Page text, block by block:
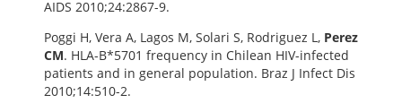
AIDS 2010;24:2867-9.
Poggi H, Vera A, Lagos M, Solari S, Rodriguez L, Perez
CM. HLA-B*5701 frequency in Chilean HIV-infected
patients and in general population. Braz J Infect Dis
2010;14:510-2.